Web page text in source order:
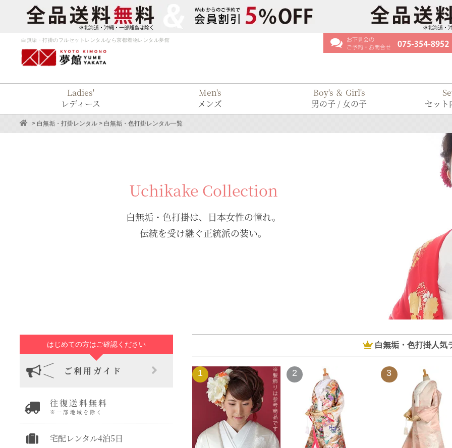
白無垢・打掛のフルセットレンタルなら京都着物レンタル夢館
Ladies'
レディース
Men's
メンズ
Boy's ＆ Girl's
男の子 / 女の子
セット
> 白無垢・打掛レンタル > 白無垢・色打掛レンタル一覧
Uchikake Collection
白無垢・色打掛は、日本女性の憧れ。
伝統を受け継ぐ正統派の装い。
はじめての方はご確認ください
ご利用ガイド
往復送料無料
※一部地域を除く
宅配レンタル4泊5日
白無垢・色打掛人気
1 2 3